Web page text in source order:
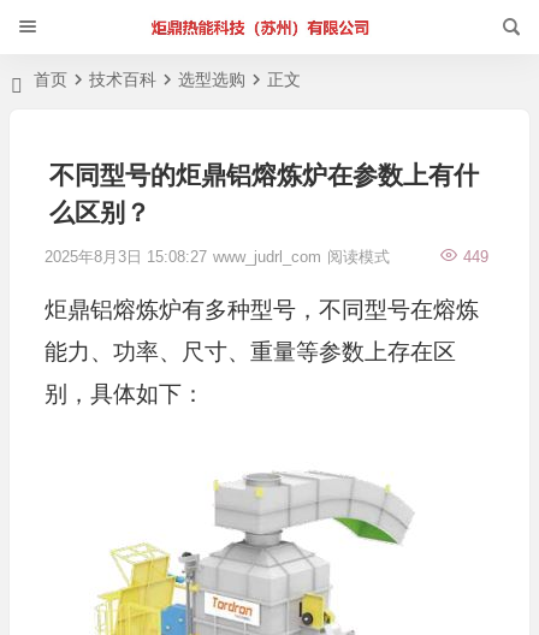
首页 技术百科 选型选购 正文
不同型号的炬鼎铝熔炼炉在参数上有什
么区别？
2025年8月3日 15:08:27 www_judrl_com 449
阅读模式
炬鼎铝熔炼炉有多种型号，不同型号在熔炼
能力、功率、尺寸、重量等参数上存在区
别，具体如下：